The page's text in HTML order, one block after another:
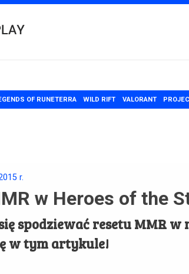
OF RUNETERRA WILD RIFT VALORANT
r.
w Heroes of the
spodziewać resetu MMR w
w tym artykule!